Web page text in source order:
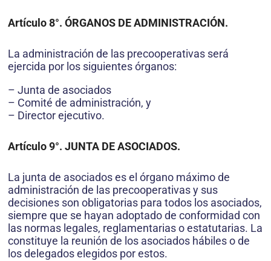
Artículo 8°. ÓRGANOS DE ADMINISTRACIÓN.
La administración de las precooperativas será
ejercida por los siguientes órganos:
– Junta de asociados
– Comité de administración, y
– Director ejecutivo.
Artículo 9°. JUNTA DE ASOCIADOS.
La junta de asociados es el órgano máximo de
administración de las precooperativas y sus
decisiones son obligatorias para todos los asociados,
siempre que se hayan adoptado de conformidad con
las normas legales, reglamentarias o estatutarias. La
constituye la reunión de los asociados hábiles o de
los delegados elegidos por estos.